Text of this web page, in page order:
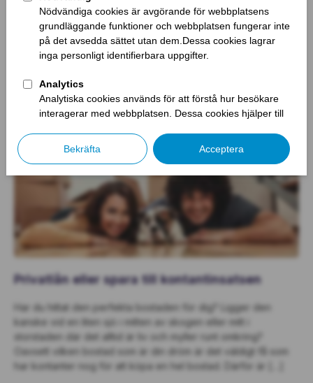
Hösten är utan tvekan en mörk årstid då vi går mot kallare
klimat. Många märker att sommaren är över. Tyvärr tar det hårt
på många människor med det finns massor med härliga saker
som hösten för med sig som man inte bör gå miste om. 10
chipspåsen: Även […]
Privatlån eller spara till kontantinsatsen
Har du hittat den perfekta bostaden för dig? Ligger den
kanske vid en liten sjö i mitten av skogen eller mitt i
storstaden där det alltid är liv och myller runt omkring?
Oavsett vilken bostad som är din dröm är det väldigt få som
har kontanter nog för att köpa en hel bostad. Därför är […]